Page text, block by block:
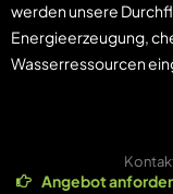
werden unsere
Energieerzeugung,
Wasserressourcen
Angebot